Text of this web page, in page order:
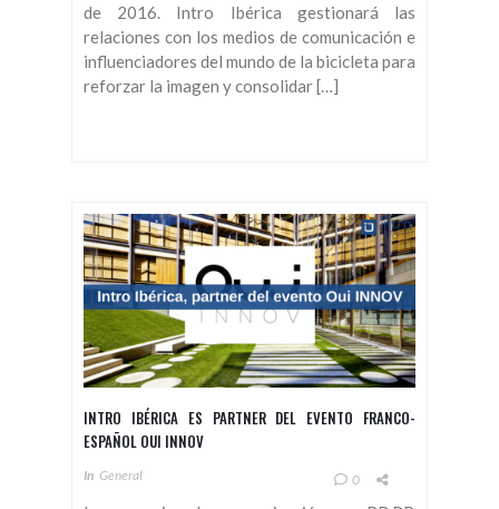
de 2016. Intro Ibérica gestionará las
relaciones con los medios de comunicación e
influenciadores del mundo de la bicicleta para
reforzar la imagen y consolidar […]
INTRO IBÉRICA ES PARTNER DEL EVENTO FRANCO-
ESPAÑOL OUI INNOV
In General 0